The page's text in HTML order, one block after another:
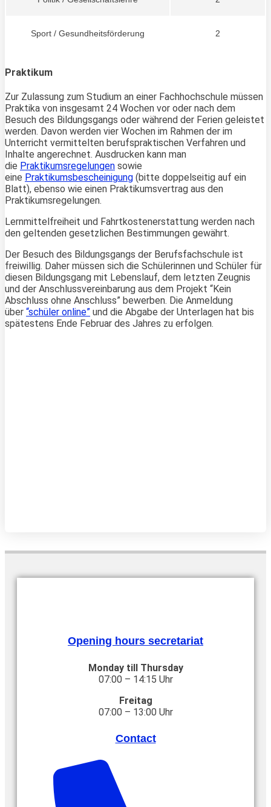
Sport / Gesundheitsförderung 2
Praktikum
Zur Zulassung zum Studium an einer Fachhochschule müssen
Praktika von insgesamt 24 Wochen vor oder nach dem
Besuch des Bildungsgangs oder während der Ferien geleistet
werden. Davon werden vier Wochen im Rahmen der im
Unterricht vermittelten berufspraktischen Verfahren und
Inhalte angerechnet. Ausdrucken kann man
die Praktikumsregelungen sowie
eine Praktikumsbescheinigung (bitte doppelseitig auf ein
Blatt), ebenso wie einen Praktikumsvertrag aus den
Praktikumsregelungen.
Lernmittelfreiheit und Fahrtkostenerstattung werden nach
den geltenden gesetzlichen Bestimmungen gewährt.
Der Besuch des Bildungsgangs der Berufsfachschule ist
freiwillig. Daher müssen sich die Schülerinnen und Schüler für
diesen Bildungsgang mit Lebenslauf, dem letzten Zeugnis
und der Anschlussvereinbarung aus dem Projekt “Kein
Abschluss ohne Anschluss” bewerben. Die Anmeldung
über “schüler online” und die Abgabe der Unterlagen hat bis
spätestens Ende Februar des Jahres zu erfolgen.
Opening hours secretariat
Monday till Thursday
07:00 – 14:15 Uhr
Freitag
07:00 – 13:00 Uhr
Contact